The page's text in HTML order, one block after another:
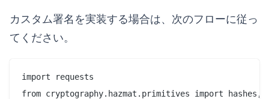
カスタム署名を実装する場合は、次のフローに従っ
てください。
import requests
from cryptography.hazmat.primitives import